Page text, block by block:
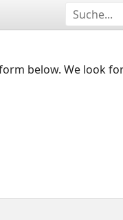
below. We look